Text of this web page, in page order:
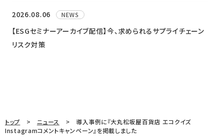
2026.08.06 NEWS
【ESGセミナーアーカイブ配信】今、求められるサプライチェーン
リスク対策
トップ ニュース
導入事例に『大丸松坂屋百貨店 エコクイズ
Instagramコメントキャンペーン』を掲載しました